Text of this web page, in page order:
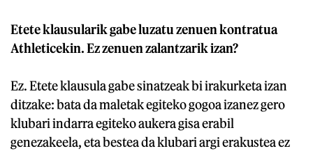
Etete klausularik gabe luzatu zenuen kontratua
Athleticekin. Ez zenuen zalantzarik izan?
Ez. Etete klausula gabe sinatzeak bi irakurketa izan
ditzake: bata da maletak egiteko gogoa izanez gero
klubari indarra egiteko aukera gisa erabil
genezakeela, eta bestea da klubari argi erakustea ez